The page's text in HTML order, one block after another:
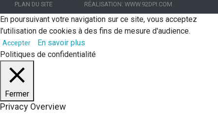
PLAN DU SITE
RÉALISATION: WWW.92DPI.COM
En poursuivant votre navigation sur ce site, vous acceptez
l’utilisation de cookies à des fins de mesure d'audience.
Accepter
En savoir plus
Politiques de confidentialité
Fermer
Privacy Overview